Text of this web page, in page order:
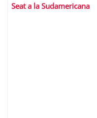
Seat a la Sudamericana